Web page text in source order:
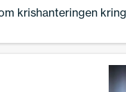
krishanteringen